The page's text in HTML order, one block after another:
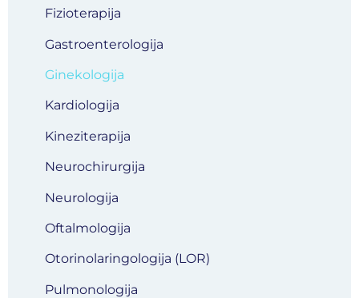
Fizioterapija
Gastroenterologija
Ginekologija
Kardiologija
Kineziterapija
Neurochirurgija
Neurologija
Oftalmologija
Otorinolaringologija (LOR)
Pulmonologija